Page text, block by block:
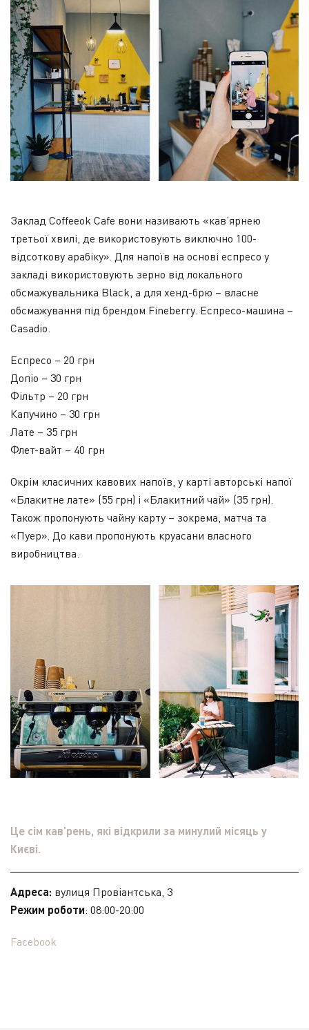
Заклад Coffeeok Cafe вони називають «кав’ярнею
третьої хвилі, де використовують виключно 100-
відсоткову арабіку». Для напоїв на основі еспресо у
закладі використовують зерно від локального
обсмажувальника Black, а для хенд-брю – власне
обсмажування під брендом Fineberry. Еспресо-машина –
Casadio.
Еспресо – 20 грн
Допіо – 30 грн
Фільтр – 20 грн
Капучино – 30 грн
Лате – 35 грн
Флет-вайт – 40 грн
Окрім класичних кавових напоїв, у карті авторські напої
«Блакитне лате» (55 грн) і «Блакитний чай» (35 грн).
Також пропонують чайну карту – зокрема, матча та
«Пуер». До кави пропонують круасани власного
виробництва.
Це сім кав’рень, які відкрили за минулий місяць у
Києві.
Адреса: вулиця Провіантська, 3
Режим роботи: 08:00-20:00
Facebook